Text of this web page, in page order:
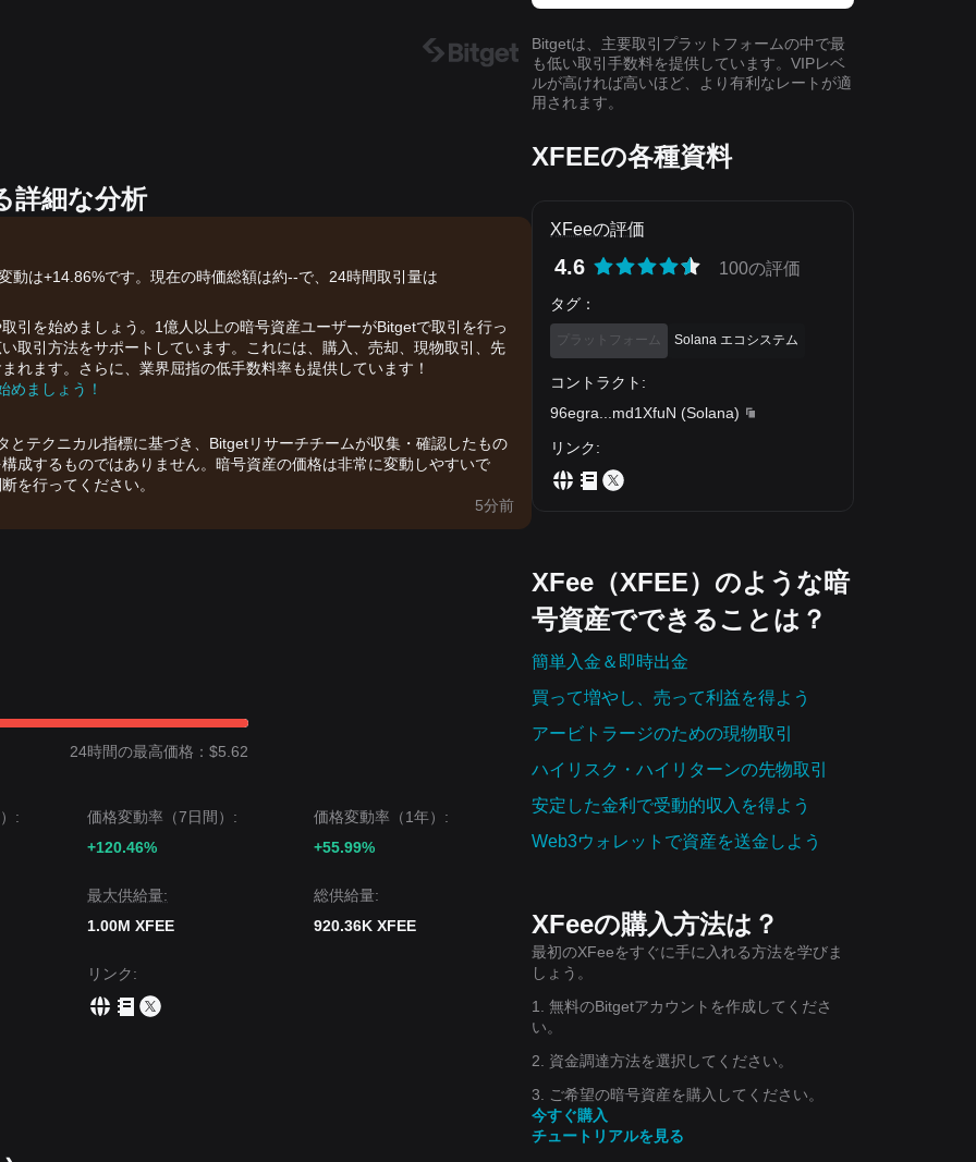
詳細な分析
動は+14.86%です。現在の時価総額は約--で、24時間取引量は
引を始めましょう。1億人以上の暗号資産ユーザーがBitgetで取引を行っ
取引方法をサポートしています。これには、購入、売却、現物取引、先
れます。さらに、業界屈指の低手数料率も提供しています！
めましょう！
テクニカル指標に基づき、Bitgetリサーチチームが収集・確認したもの
成するものではありません。暗号資産の価格は非常に変動しやすいで
を行ってください。
5分前
24時間の最高価格：$5.62
:
価格変動率（7日間）:
+120.46%
価格変動率（1年）:
+55.99%
‌最大供給量:
1.00M XFEE
‌総供給量:
920.36K XFEE
リンク:
Bitgetは、主要取引プラットフォームの中で最
も低い取引手数料を提供しています。VIPレベ
ルが高ければ高いほど、より有利なレートが適
用されます。
XFEEの各種資料
XFeeの評価
4.6 100の評価
タグ ：
プラットフォーム Solana エコシステム
コントラクト :
96egra
md1XfuN (Solana)
リンク:
XFee（XFEE）のような暗
号資産でできることは？
簡単入金＆即時出金
買って増やし、売って利益を得よう
アービトラージのための現物取引
ハイリスク・ハイリターンの先物取引
安定した金利で受動的収入を得よう
Web3ウォレットで資産を‌送金しよう
XFeeの購入方法は？
最初のXFeeをすぐに手に入れる方法を学びま
しょう。
1. 無料のBitgetアカウントを作成してくださ
い。
2. 資金調達方法を選択してください。
3. ご希望の暗号資産を購入してください。
今すぐ購入
チュートリアルを見る